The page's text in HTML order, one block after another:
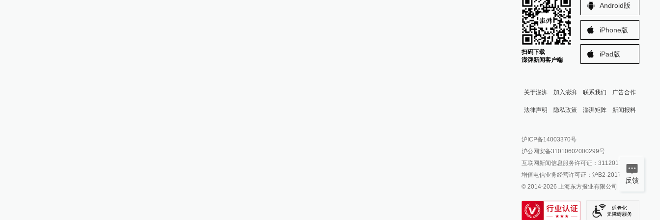
扫码下载
澎湃新闻客户端
Android版
iPhone版
iPad版
关于澎湃 加入澎湃 联系我们 广告合作
法律声明 隐私政策 澎湃矩阵
澎湃新闻公众号
澎湃新闻抖音号
派生万物开放平台
IP SHANGHAI
SIXTH TONE
新闻报料
报料邮箱: news@thepaper.cn
沪ICP备14003370号
沪公网安备31010602000299号
互联网新闻信息服务许可证：31120170006
增值电信业务经营许可证：沪B2-2017116
© 2014-2026 上海东方报业有限公司
反馈